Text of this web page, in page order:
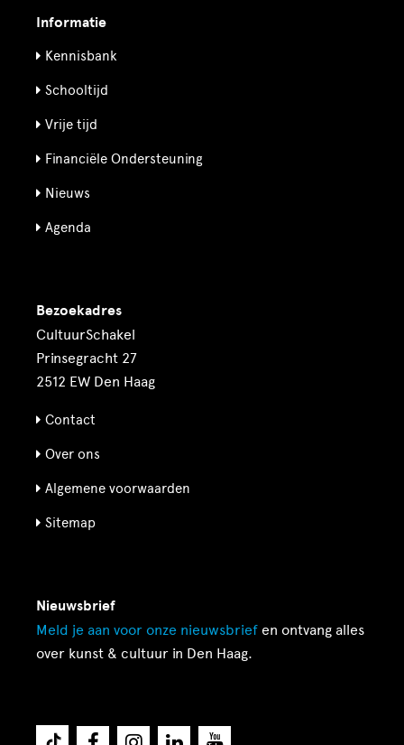
Informatie
Kennisbank
Schooltijd
Vrije tijd
Financiële Ondersteuning
Nieuws
Agenda
Bezoekadres
CultuurSchakel
Prinsegracht 27
2512 EW Den Haag
Contact
Over ons
Algemene voorwaarden
Sitemap
Nieuwsbrief
Meld je aan voor onze nieuwsbrief en ontvang alles
over kunst & cultuur in Den Haag.